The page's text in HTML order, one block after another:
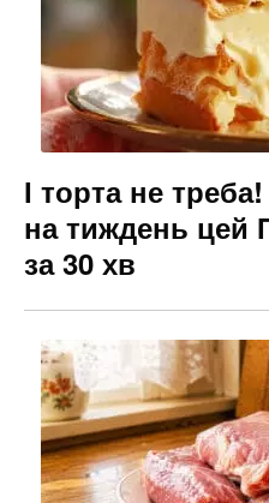
І торта не
на тиждень цей
за 30 хв